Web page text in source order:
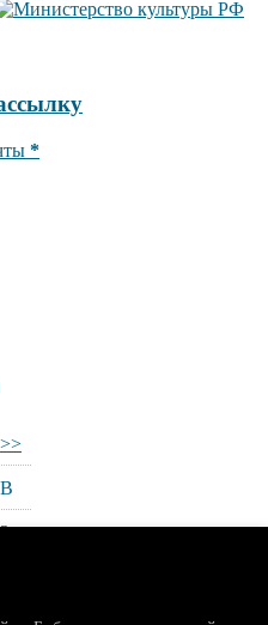
*
>>
В
2
16